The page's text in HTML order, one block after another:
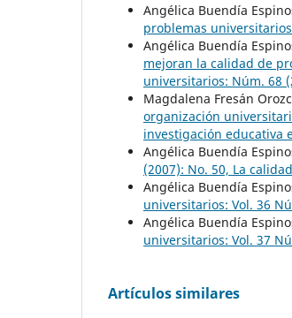
Angélica Buendía
problemas
Angélica Buendía
mejoran la calidad de
universitarios: Núm. 68
Magdalena Fresán
organización
investigación educativa
Angélica Buendía
(2007): No. 50, La
Angélica Buendía
universitarios: Vol. 36
Angélica Buendía
universitarios: Vol. 37
Artículos similares